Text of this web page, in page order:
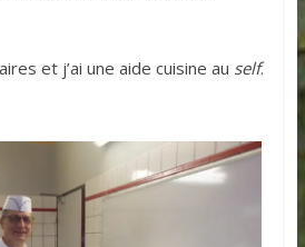
et j’ai une aide cuisine au self.